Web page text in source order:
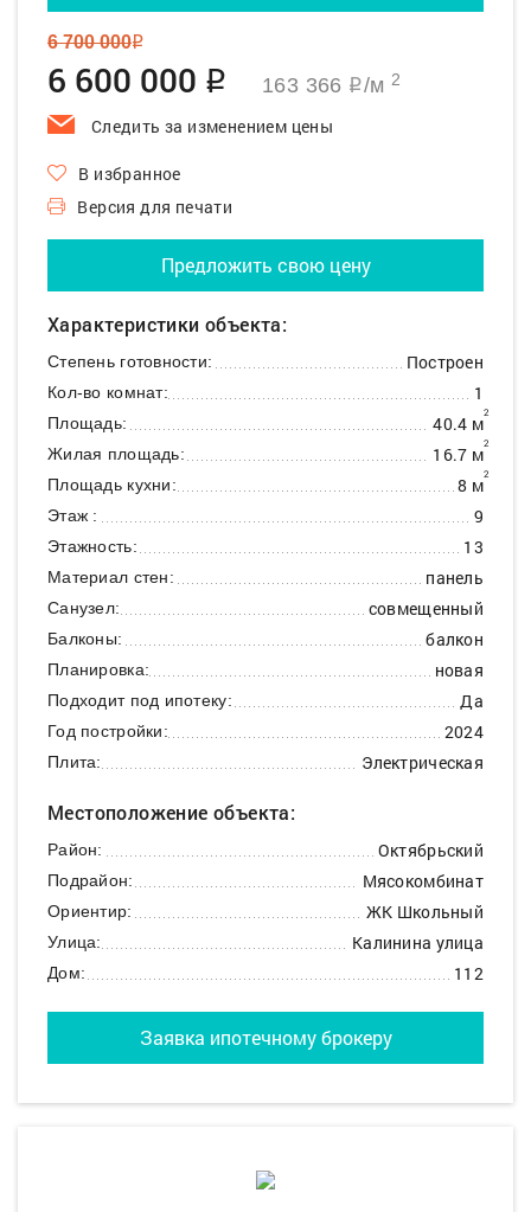
6 700 000q
6 600 000 q 163 366 q/м 2
Следить за изменением цены
В избранное
Версия для печати
Предложить свою цену
Характеристики объекта:
Степень готовности: Построен
Кол-во комнат: 1
Площадь: 40.4 м2
Жилая площадь: 16.7 м2
Площадь кухни: 8 м2
Этаж : 9
Этажность: 13
Материал стен: панель
Санузел: совмещенный
Балконы: балкон
Планировка: новая
Подходит под ипотеку: Да
Год постройки: 2024
Плита: Электрическая
Местоположение объекта:
Район: Октябрьский
Подрайон: Мясокомбинат
Ориентир: ЖК Школьный
Улица: Калинина улица
Дом: 112
Заявка ипотечному брокеру